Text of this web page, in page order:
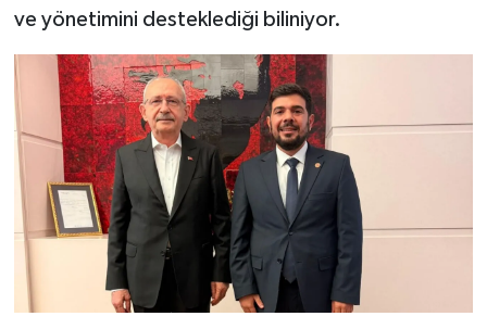
ve yönetimini desteklediği biliniyor.